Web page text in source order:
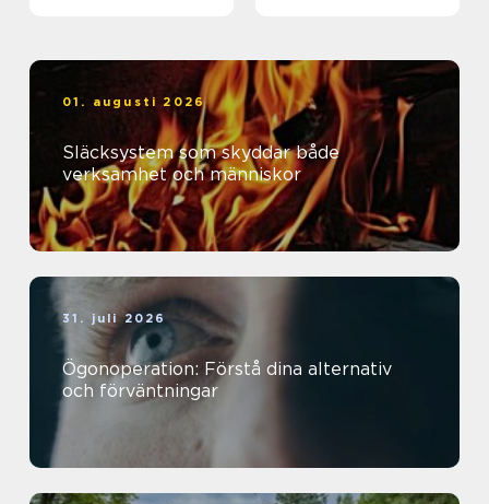
01. augusti 2026
Släcksystem som skyddar både
verksamhet och människor
31. juli 2026
Ögonoperation: Förstå dina alternativ
och förväntningar